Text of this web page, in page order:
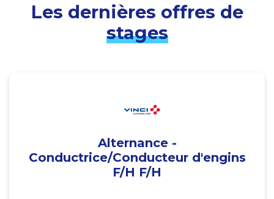
Les dernières offres de
stages
Alternance -
Conductrice/Conducteur d'engins
F/H F/H